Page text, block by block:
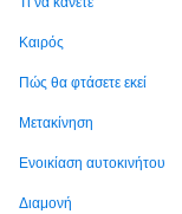
Καιρός
Πώς θα φτάσετε εκεί
Μετακίνηση
Ενοικίαση αυτοκινήτου
Διαμονή